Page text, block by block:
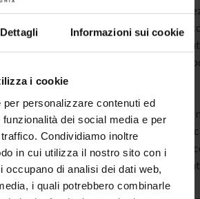
Dettagli Informazioni sui cookie
i cookie
personalizzare contenuti ed
dei social media e per
Condividiamo inoltre
in cui utilizza il nostro sito con i
occupano di analisi dei dati web,
i quali potrebbero combinarle